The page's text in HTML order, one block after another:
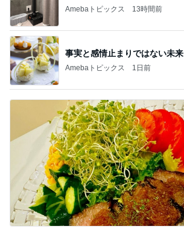
Amebaトピックス 13時間前
事実と感情止まりではない未来
Amebaトピックス 1日前